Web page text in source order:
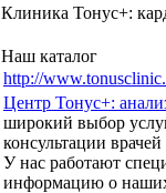
Клиника Тонус+:
Наш каталог
http://
Центр Тонус+:
широкий выбор
консультации
У нас работают
информацию о